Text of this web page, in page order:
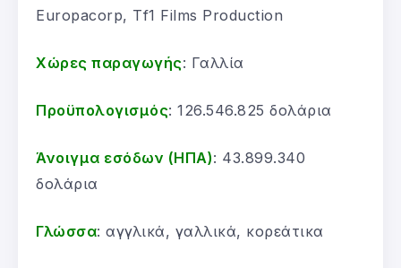
Europacorp, Tf1 Films Production
Χώρες παραγωγής: Γαλλία
Προϋπολογισμός: 126.546.825 δολάρια
Άνοιγμα εσόδων (ΗΠΑ): 43.899.340
δολάρια
Γλώσσα: αγγλικά, γαλλικά, κορεάτικα